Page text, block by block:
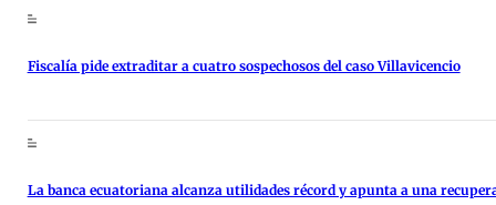
Fiscalía pide extraditar a cuatro sospechosos del caso Villavicencio
La banca ecuatoriana alcanza utilidades récord y apunta a una